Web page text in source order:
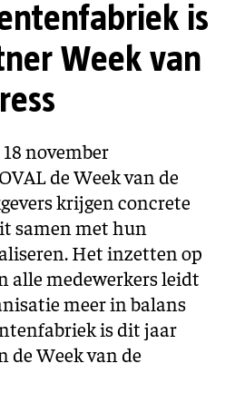
is
Week van
november
de Week van de
krijgen concrete
samen met hun
Het inzetten op
alle medewerkers leidt
meer in balans
is dit jaar
Week van de